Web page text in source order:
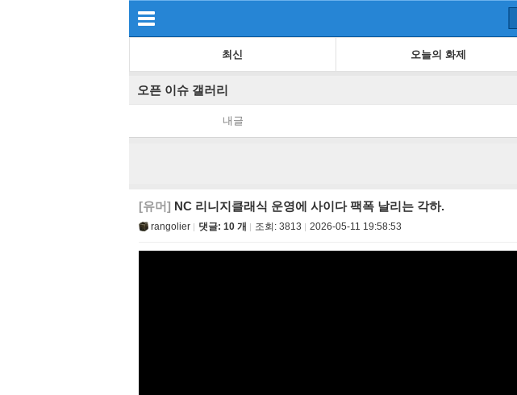
최신 오늘의 화제
오픈 이슈 갤러리
내글
[유머] NC 리니지클래식 운영에 사이다 팩폭 날리는 각하.
rangolier 댓글: 10 개 조회: 3813 2026-05-11 19:58:53